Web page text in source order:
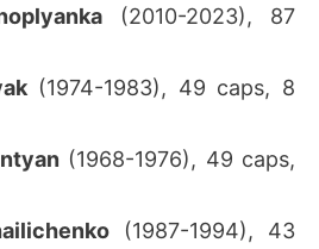
(2010-2023), 87
(1974-1983), 49 caps, 8
(1968-1976), 49 caps,
(1987-1994), 43